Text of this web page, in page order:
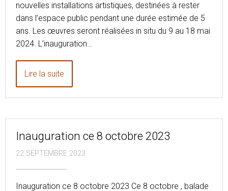
nouvelles installations artistiques, destinées à rester
dans l’espace public pendant une durée estimée de 5
ans. Les œuvres seront réalisées in situ du 9 au 18 mai
2024. L’inauguration…
Lire la suite
Inauguration ce 8 octobre 2023
22 SEPTEMBRE 2023
Inauguration ce 8 octobre 2023 Ce 8 octobre , balade